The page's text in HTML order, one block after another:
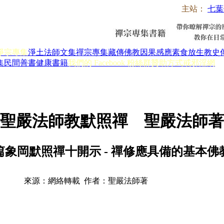
主站： 七
宗專集淨土法師文集禪宗專集藏傳佛教因果感應素食放生教史
民間善書健康書籍我們的 Facebook 粉絲群贊助方式戒邪淫網
聖嚴法師教默照禪 聖嚴法師著
象岡默照禪十開示 - 禪修應具備的基本佛
來源：網絡轉載 作者：聖嚴法師著